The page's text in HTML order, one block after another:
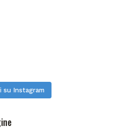
su Instagram